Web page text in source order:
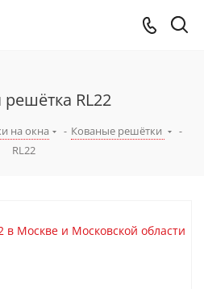
RL22
на окна - Кованые решётки
-
RL22